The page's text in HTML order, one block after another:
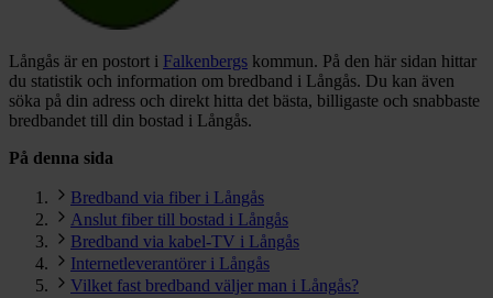
Långås är en postort i Falkenbergs kommun. På den här sidan hittar
du statistik och information om bredband i Långås. Du kan även
söka på din adress och direkt hitta det bästa, billigaste och snabbaste
bredbandet till din bostad i Långås.
På denna sida
Bredband via fiber i Långås
Anslut fiber till bostad i Långås
Bredband via kabel-TV i Långås
Internetleverantörer i Långås
Vilket fast bredband väljer man i Långås?